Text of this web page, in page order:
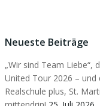
Neueste Beiträge
„Wir sind Team Liebe“,
United Tour 2026 – und
Realschule plus, St.